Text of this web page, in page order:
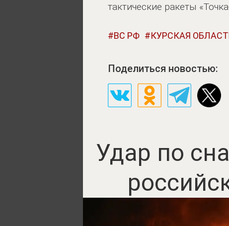
тактические ракеты
ВС РФ КУРСКАЯ
Поделиться новостью:
Удар по